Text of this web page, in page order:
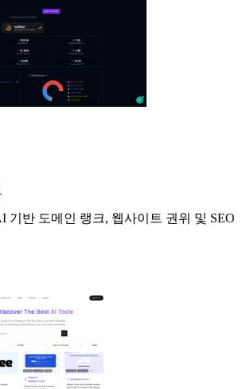
기반 도메인 랭크, 웹사이트 권위 및 SEO